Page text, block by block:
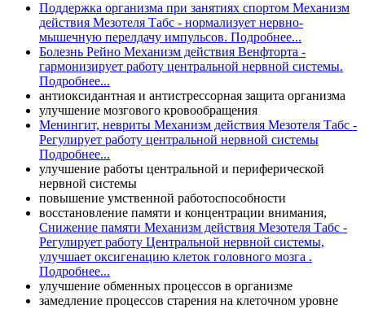
Поддержка организма при занятиях спортом Механизм
действия Мезотеля Табс - нормализует нервно-
мышечную перелдачу импульсов. Подробнее...
Болезнь Рейно Механизм действия Венфторта -
гармонизирует работу центральной нервной системы.
Подробнее...
антиоксидантная и антистрессорная защита организма
улучшение мозгового кровообращения
Менингит, невриты Механизм действия Мезотеля Табс -
Регулирует работу центральной нервной системы
Подробнее...
улучшение работы центральной и периферической
нервной системы
повышение умственной работоспособности
восстановление памяти и концентрации внимания,
Снижение памяти Механизм действия Мезотеля Табс -
Регулирует работу Центральной нервной системы,
улучшает оксигенацию клеток головного мозга .
Подробнее...
улучшение обменных процессов в организме
замедление процессов старения на клеточном уровне